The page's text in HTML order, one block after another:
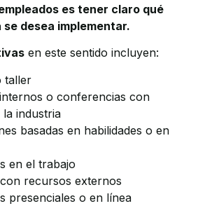
es tener claro qué
desea implementar.
en este sentido incluyen:
taller
o conferencias con
industria
basadas en habilidades o en
en el trabajo
recursos externos
presenciales o en línea